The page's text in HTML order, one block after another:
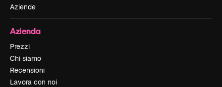
Aziende
Azienda
Prezzi
Chi siamo
Recensioni
Lavora con noi